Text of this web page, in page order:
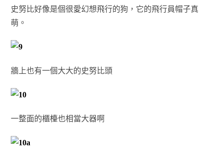
史努比好像是個很愛幻想飛行的狗，它的飛行員帽子真
萌。
牆上也有一個大大的史努比頭
一整面的櫃檯也相當大器啊